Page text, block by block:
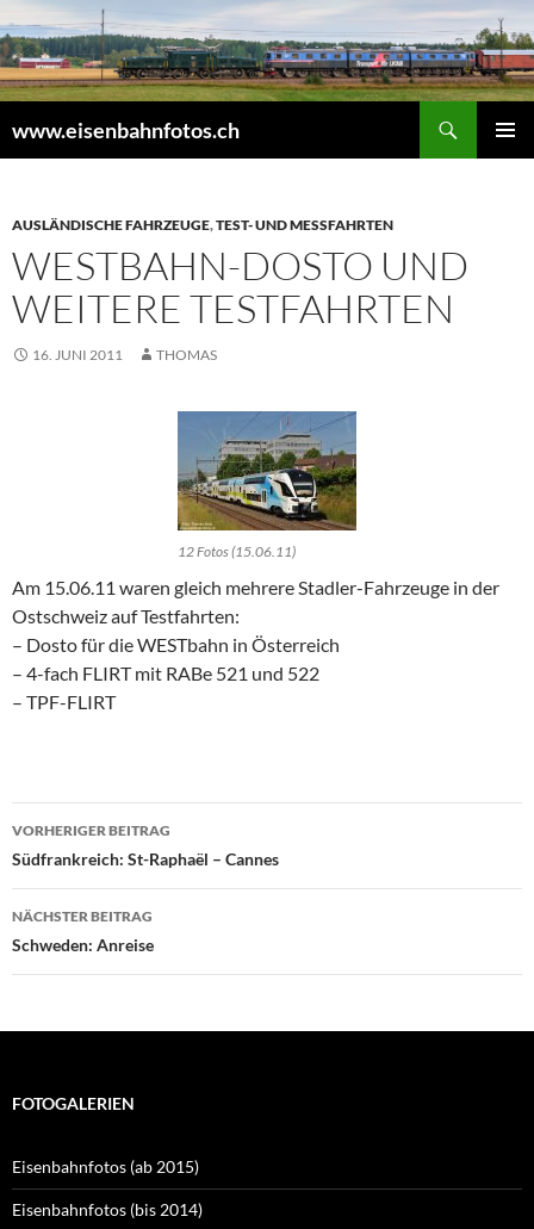
Inhalt
springen
www.eisenbahnfotos.ch
AUSLÄNDISCHE FAHRZEUGE,TEST- UND MESSFAHRTEN
WESTBAHN-DOSTO UND
WEITERE TESTFAHRTEN
16. JUNI 2011 THOMAS
12 Fotos (15.06.11)
Am 15.06.11 waren gleich mehrere Stadler-Fahrzeuge in der
Ostschweiz auf Testfahrten:
– Dosto für die WESTbahn in Österreich
– 4-fach FLIRT mit RABe 521 und 522
– TPF-FLIRT
Beitragsnavigation
VORHERIGER BEITRAG
Südfrankreich: St-Raphaël – Cannes
NÄCHSTER BEITRAG
Schweden: Anreise
FOTOGALERIEN
Eisenbahnfotos (ab 2015)
Eisenbahnfotos (bis 2014)